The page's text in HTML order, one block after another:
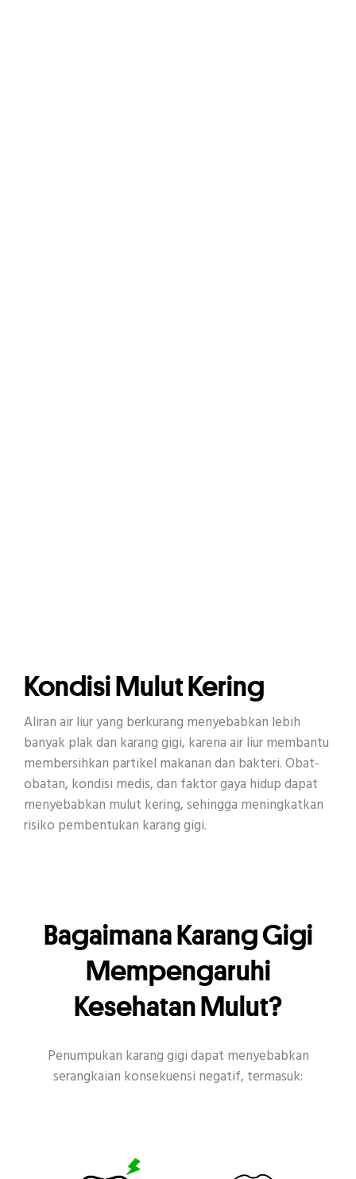
Kondisi Mulut Kering
Aliran air liur yang berkurang menyebabkan lebih
banyak plak dan karang gigi, karena air liur membantu
membersihkan partikel makanan dan bakteri. Obat-
obatan, kondisi medis, dan faktor gaya hidup dapat
menyebabkan mulut kering, sehingga meningkatkan
risiko pembentukan karang gigi.
Bagaimana Karang Gigi
Mempengaruhi
Kesehatan Mulut?
Penumpukan karang gigi dapat menyebabkan
serangkaian konsekuensi negatif, termasuk: